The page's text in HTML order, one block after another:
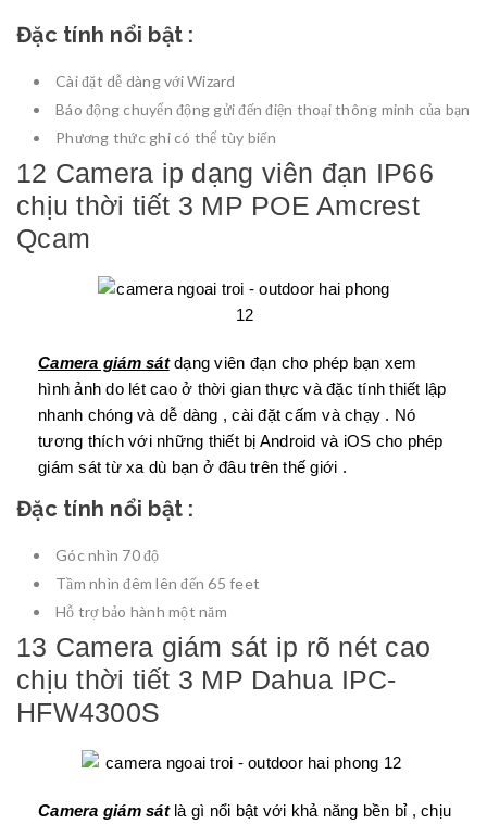
Đặc tính nổi bật :
Cài đặt dễ dàng với Wizard
Báo động chuyển động gửi đến điện thoại thông minh của bạn
Phương thức ghi có thể tùy biến
12 Camera ip dạng viên đạn IP66
chịu thời tiết 3 MP POE Amcrest
Qcam
Camera giám sátdạng viên đạn cho phép bạn xem
hình ảnh do lét cao ở thời gian thực và đặc tính thiết lập
nhanh chóng và dễ dàng , cài đặt cấm và chạy . Nó
tương thích với những thiết bị Android và iOS cho phép
giám sát từ xa dù bạn ở đâu trên thế giới .
Đặc tính nổi bật :
Góc nhìn 70 độ
Tầm nhìn đêm lên đến 65 feet
Hỗ trợ bảo hành một năm
13 Camera giám sát ip rõ nét cao
chịu thời tiết 3 MP Dahua IPC-
HFW4300S
Camera giám sátlà gì nổi bật với khả năng bền bỉ , chịu